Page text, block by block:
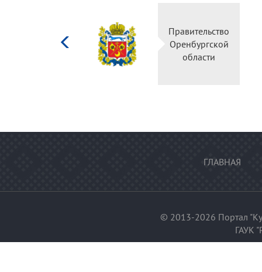
Правительство
Оренбургской
области
ГЛАВНАЯ
© 2013-2026 Портал
ГАУК